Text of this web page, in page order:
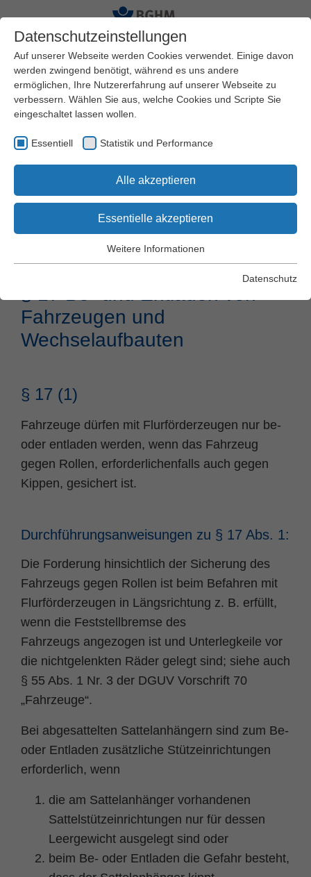
Startseite
Arbeitssicherheit und Gesundheitsschutz
Schriften und Regelwerk
DGUV Vorschriften
DGUV Vorschrift 68
Wechselaufbauten
DGUV Vorschrift
68 "Flurförderzeuge"
Fahrzeugen und
Wechselaufbauten
§ 17 (1)
Fahrzeuge dürfen mit Flurförderzeugen nur be-
oder entladen werden, wenn das Fahrzeug
gegen Rollen, erforderlichenfalls auch gegen
Kippen, gesichert ist.
Durchführungsanweisungen zu § 17 Abs. 1:
Die Forderung hinsichtlich der Sicherung des
Fahrzeugs gegen Rollen ist beim Befahren mit
Flurförderzeugen in Längsrichtung z. B. erfüllt,
wenn die Feststellbremse des
Fahrzeugs angezogen ist und Unterlegkeile vor
die nichtgelenkten Räder gelegt sind; siehe auch
§ 55 Abs. 1 Nr. 3 der DGUV Vorschrift 70
„Fahrzeuge“.
Bei abgesattelten Sattelanhängern sind zum Be-
oder Entladen zusätzliche Stützeinrichtungen
erforderlich, wenn
die am Sattelanhänger vorhandenen
Sattelstützeinrichtungen nur für dessen
Leergewicht ausgelegt sind oder
beim Be- oder Entladen die Gefahr besteht,
Datenschutzeinstellungen
Auf unserer Webseite werden Cookies verwendet. Einige davon
werden zwingend benötigt, während es uns andere
ermöglichen, Ihre Nutzererfahrung auf unserer Webseite zu
verbessern. Wählen Sie aus, welche Cookies und Scripte Sie
eingeschaltet lassen wollen.
Essentiell Statistik und Performance
Alle akzeptieren
Essentielle akzeptieren
Essentielle Cookies werden für grundlegende Funktionen der
Webseite einwandfrei funktioniert.
Name fe_typo_user
Laufzeit
Zweck
Dieses Cookie ist ein Standard-Session-
Cookie von TYPO3. Es speichert im Falle
eines Benutzer-Logins die Session ID
mithilfe derer der eingeloggte User
wiedererkannt wird, um ihm Zugang zu
Name PHPSESSID
php
Laufzeit Ende der Sitzung
Cookie-Informationen
Weitere Informationen
Datenschutz